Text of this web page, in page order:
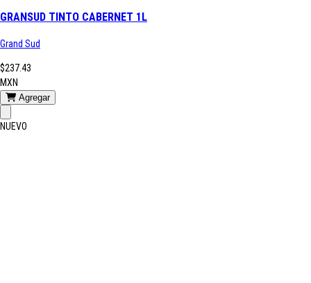
GRANSUD TINTO CABERNET 1L
Grand Sud
$237.43
MXN
Agregar
NUEVO